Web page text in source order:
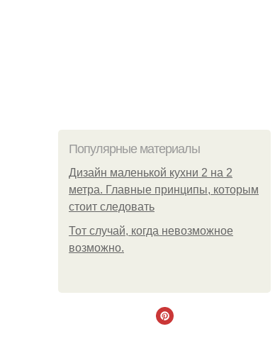
Популярные материалы
Дизайн маленькой кухни 2 на 2
метра. Главные принципы, которым
стоит следовать
Тот случай, когда невозможное
возможно.